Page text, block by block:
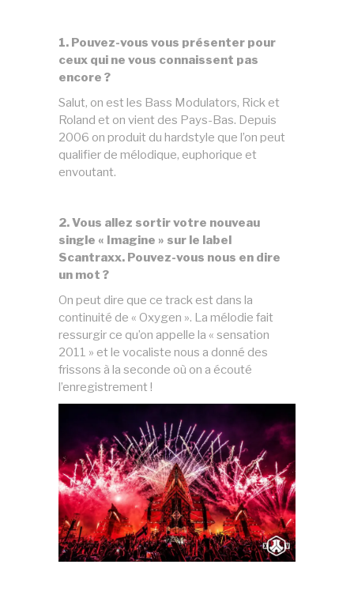
1. Pouvez-vous vous présenter pour
ceux qui ne vous connaissent pas
encore ?
Salut, on est les Bass Modulators, Rick et
Roland et on vient des Pays-Bas. Depuis
2006 on produit du hardstyle que l’on peut
qualifier de mélodique, euphorique et
envoutant.
2. Vous allez sortir votre nouveau
single « Imagine » sur le label
Scantraxx. Pouvez-vous nous en dire
un mot ?
On peut dire que ce track est dans la
continuité de « Oxygen ». La mélodie fait
ressurgir ce qu’on appelle la « sensation
2011 » et le vocaliste nous a donné des
frissons à la seconde où on a écouté
l’enregistrement !